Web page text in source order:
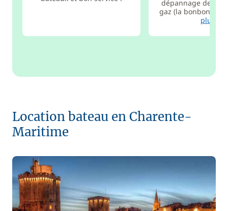
dépannage de
gaz (la bonbonne
plus
Location bateau en Charente-
Maritime